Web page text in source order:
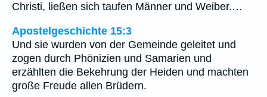
Christi, ließen sich taufen Männer und Weiber.…
Apostelgeschichte 15:3
Und sie wurden von der Gemeinde geleitet und
zogen durch Phönizien und Samarien und
erzählten die Bekehrung der Heiden und machten
große Freude allen Brüdern.